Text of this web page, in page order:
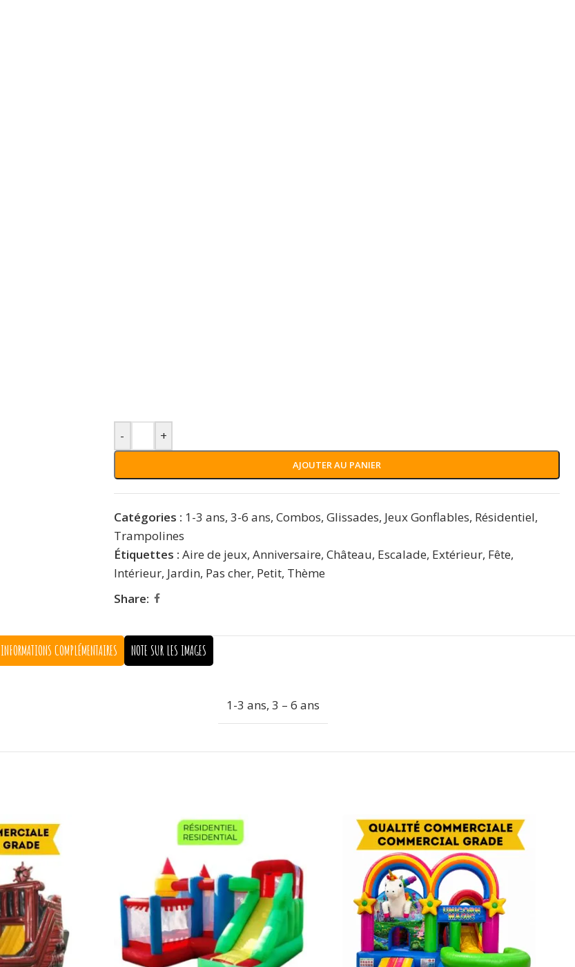
- +
AJOUTER AU PANIER
Catégories : 1-3 ans, 3-6 ans, Combos, Glissades, Jeux Gonflables, Résidentiel,
Trampolines
Étiquettes : Aire de jeux, Anniversaire, Château, Escalade, Extérieur, Fête,
Intérieur, Jardin, Pas cher, Petit, Thème
Share:
INFORMATIONS COMPLÉMENTAIRES NOTE SUR LES IMAGES
1-3 ans, 3 – 6 ans